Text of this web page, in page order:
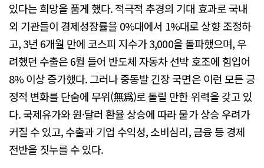
있다는 희망을 품게 했다. 적극적 추경의 기대 효과로 국내
외 기관들이 경제성장률을 0%대에서 1%대로 상향 조정하
고, 3년 6개월 만에 코스피 지수가 3,000을 돌파했으며, 우
려했던 수출은 6월 들어 반도체 자동차 선박 호조에 힘입어
8% 이상 증가했다. 그러나 중동발 긴장 국면은 이런 모든 긍
정적 변화를 단숨에 무위(無爲)로 돌릴 만한 위력을 갖고 있
다. 국제유가와 원·달러 환율 상승에 따라 물가 상승 우려가
커질 수 있고, 수출과 기업 수익성, 소비심리, 금융 등 경제
전반을 짓누를 수 있다.